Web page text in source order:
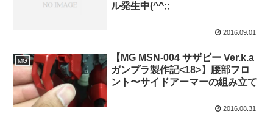
ル発生中(^^;;
2016.09.01
MG
【MG MSN-004 サザビー Ver.k.a
ガンプラ製作記<18>】腰部フロ
ント〜サイドアーマーの組み立て
2016.08.31